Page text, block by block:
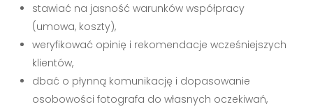
stawiać na jasność warunków współpracy
(umowa, koszty),
weryfikować opinię i rekomendacje wcześniejszych
klientów,
dbać o płynną komunikację i dopasowanie
osobowości fotografa do własnych oczekiwań,